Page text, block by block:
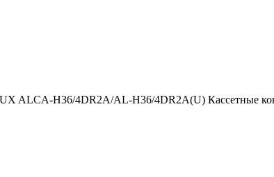
ALCA-H36/4DR2A/AL-H36/4DR2A(U) Кассетные